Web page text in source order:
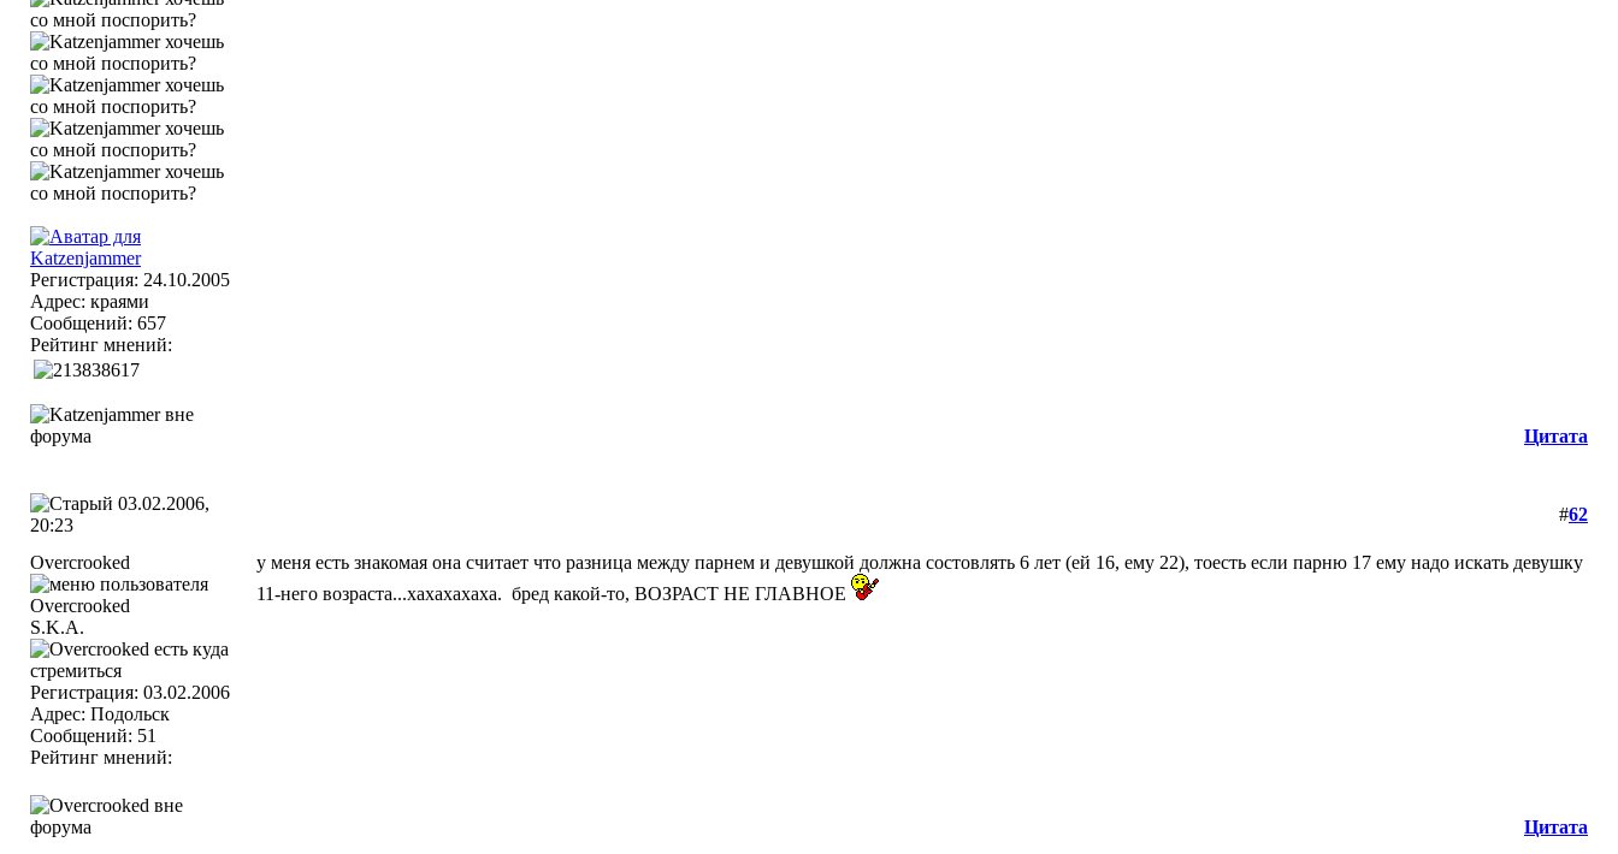
Регистрация: 24.10.2005
Адрес: краями
Сообщений: 657
Рейтинг мнений:
Цитата
03.02.2006,
20:23
#62
Overcrooked
S.K.A.
Регистрация: 03.02.2006
Адрес: Подольск
Сообщений: 51
Рейтинг мнений:
у меня есть знакомая она считает что разница между парнем и девушкой должна состовлять 6 лет (ей 16, ему 22), тоесть если парню 17 ему надо искать девушку
11-него возраста...хахахахаха. бред какой-то, ВОЗРАСТ НЕ ГЛАВНОЕ
Цитата